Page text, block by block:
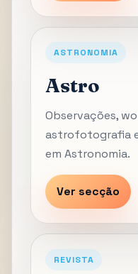
ASTRONOMIA
Astro
Observações,
astrofotografia
em Astronomia.
Ver secção
REVISTA